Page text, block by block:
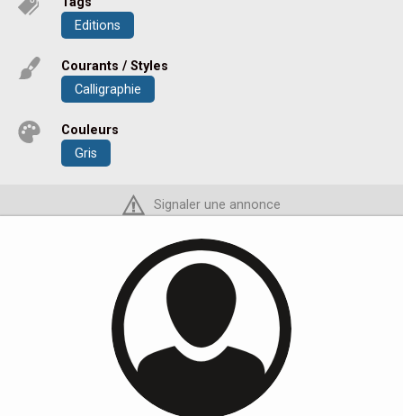
Editions
Courants / Styles
Calligraphie
Couleurs
Gris
Signaler une annonce